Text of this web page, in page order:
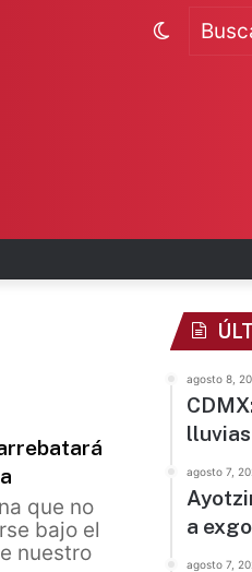
Switch
que no
bajo el
nuestro
agosto 8,
lluvias
agosto 7,
a
agosto 7,